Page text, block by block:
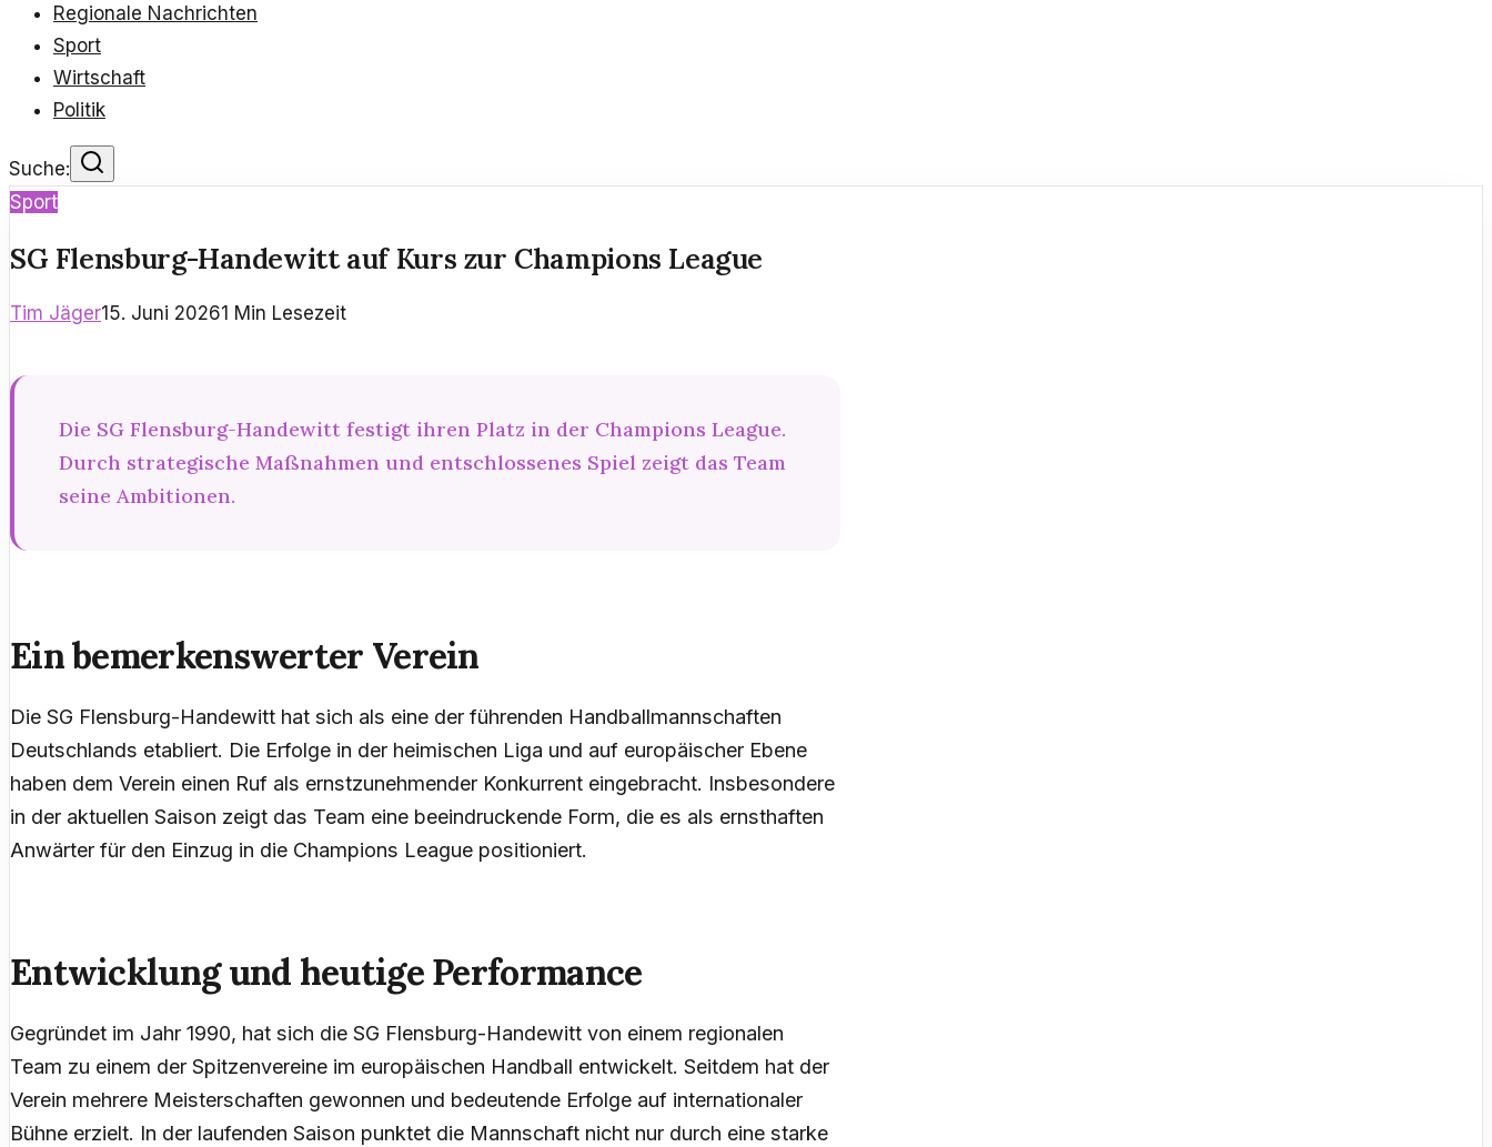
Regionale Nachrichten
Sport
Wirtschaft
Politik
Suche:
Sport
SG Flensburg-Handewitt auf Kurs zur Champions League
Tim Jäger15. Juni 20261 Min Lesezeit
Die SG Flensburg-Handewitt festigt ihren Platz in der Champions League.
Durch strategische Maßnahmen und entschlossenes Spiel zeigt das Team
seine Ambitionen.
Ein bemerkenswerter Verein
Die SG Flensburg-Handewitt hat sich als eine der führenden Handballmannschaften
Deutschlands etabliert. Die Erfolge in der heimischen Liga und auf europäischer Ebene
haben dem Verein einen Ruf als ernstzunehmender Konkurrent eingebracht. Insbesondere
in der aktuellen Saison zeigt das Team eine beeindruckende Form, die es als ernsthaften
Anwärter für den Einzug in die Champions League positioniert.
Entwicklung und heutige Performance
Gegründet im Jahr 1990, hat sich die SG Flensburg-Handewitt von einem regionalen
Team zu einem der Spitzenvereine im europäischen Handball entwickelt. Seitdem hat der
Verein mehrere Meisterschaften gewonnen und bedeutende Erfolge auf internationaler
Bühne erzielt. In der laufenden Saison punktet die Mannschaft nicht nur durch eine starke